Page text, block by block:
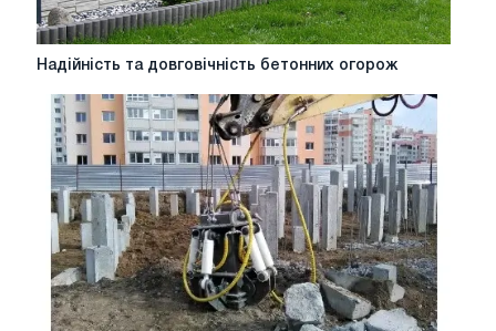
Надійність
довговічність
бетонних
огорож
Надійність та довговічність бетонних огорож